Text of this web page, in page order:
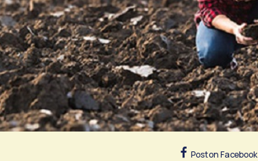
Post on Facebook